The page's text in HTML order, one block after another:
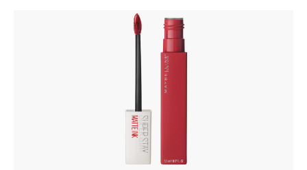
Salta la galleria di immagini